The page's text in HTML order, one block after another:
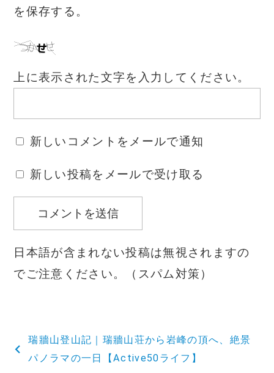
を保存する。
上に表示された文字を入力してください。
新しいコメントをメールで通知
新しい投稿をメールで受け取る
日本語が含まれない投稿は無視されますの
でご注意ください。（スパム対策）
投
稿
瑞牆山登山記｜瑞牆山荘から岩峰の頂へ、絶景
パノラマの一日【Active50ライフ】